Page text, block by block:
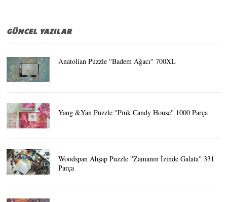
GÜNCEL YAZILAR
Anatolian Puzzle ''Badem Ağacı'' 700XL
Yang &Yan Puzzle ''Pink Candy House'' 1000 Parça
Woodspan Ahşap Puzzle ''Zamanın İzinde Galata'' 331
Parça